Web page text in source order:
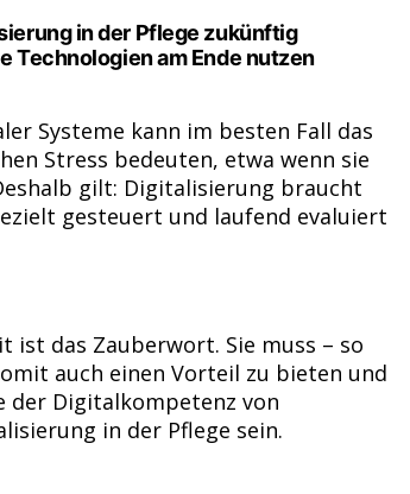
in der Pflege zukünftig
Technologien am Ende nutzen
Systeme kann im besten Fall das
Stress bedeuten, etwa wenn sie
gilt: Digitalisierung braucht
gesteuert und laufend evaluiert
das Zauberwort. Sie muss – so
auch einen Vorteil zu bieten und
der Digitalkompetenz von
in der Pflege sein.